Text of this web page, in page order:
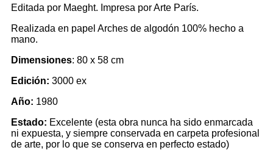
Editada por Maeght. Impresa por Arte París.
Realizada en papel Arches de algodón 100% hecho a
mano.
Dimensiones: 80 x 58 cm
Edición: 3000 ex
Año: 1980
Estado: Excelente (esta obra nunca ha sido enmarcada
ni expuesta, y siempre conservada en carpeta profesional
de arte, por lo que se conserva en perfecto estado)